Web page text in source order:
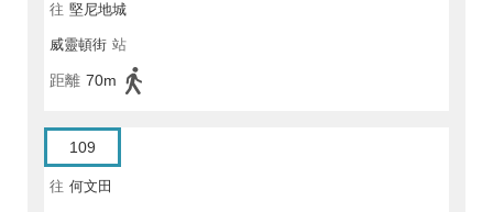
往 堅尼地城
威靈頓街 站
距離 70m
109
往 何文田